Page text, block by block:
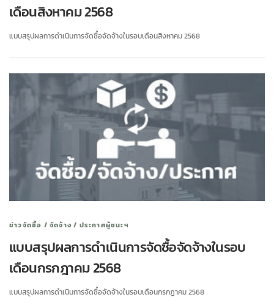
เดือนสิงหาคม 2568
แบบสรุปผลการดำเนินการจัดซื้อจัดจ้างในรอบเดือนสิงหาคม 2568
ข่าวจัดซื้อ / จัดจ้าง / ประกาศผู้ชนะฯ
แบบสรุปผลการดำเนินการจัดซื้อจัดจ้างในรอบ
เดือนกรกฎาคม 2568
แบบสรุปผลการดำเนินการจัดซื้อจัดจ้างในรอบเดือนกรกฎาคม 2568